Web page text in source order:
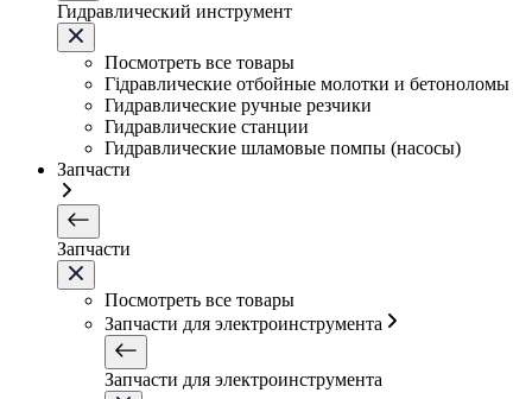
Гидравлический инструмент
Посмотреть все товары
Гідравлические отбойные молотки и бетоноломы
Гидравлические ручные резчики
Гидравлические станции
Гидравлические шламовые помпы (насосы)
Запчасти
Запчасти
Посмотреть все товары
Запчасти для электроинструмента
Запчасти для электроинструмента